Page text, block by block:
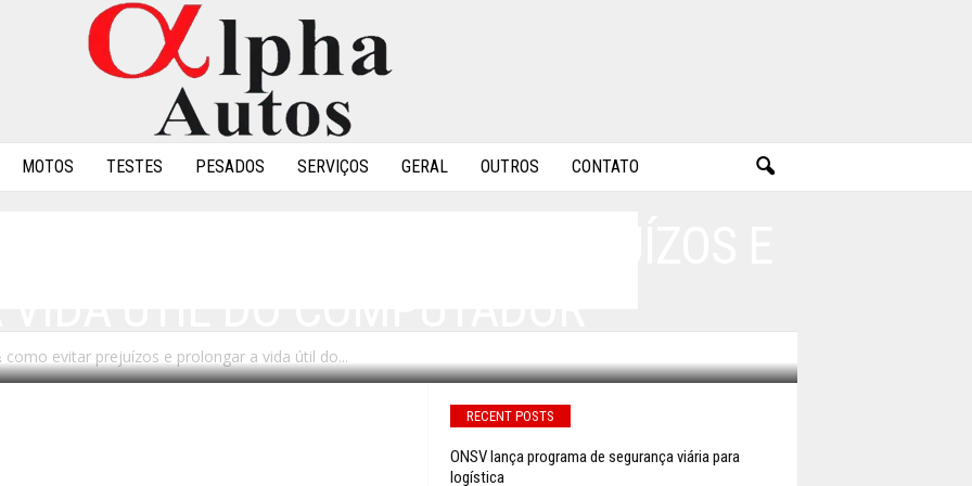
MOTOS TESTES PESADOS SERVIÇOS GERAL OUTROS CONTATO
como evitar prejuízos e prolongar a vida útil do...
0
RECENT POSTS
ONSV lança programa de segurança viária para
logística